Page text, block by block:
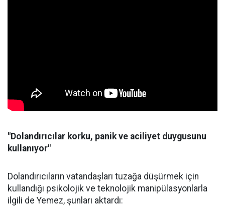
"Dolandırıcılar korku, panik ve aciliyet duygusunu
kullanıyor"
Dolandırıcıların vatandaşları tuzağa düşürmek için
kullandığı psikolojik ve teknolojik manipülasyonlarla
ilgili de Yemez, şunları aktardı: